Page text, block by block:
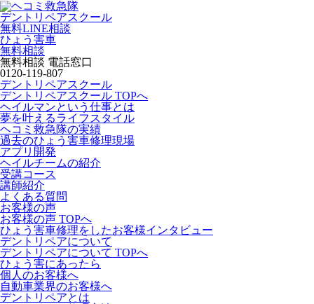
デントリペアスクール
無料LINE相談
ひょう害車
無料相談
無料相談 電話窓口
0120-119-807
デントリペアスクール
デントリペアスクール TOPへ
ヘイルマンという仕事とは
夢を叶えるライフスタイル
ヘコミ救急隊の実績
過去のひょう害車修理現場
アプリ開発
ヘイルチームの紹介
受講コース
講師紹介
よくある質問
お客様の声
お客様の声 TOPへ
ひょう害車修理をしたお客様インタビュー
デントリペアについて
デントリペアについて TOPへ
ひょう害にあったら
個人のお客様へ
自動車業界のお客様へ
デントリペアとは